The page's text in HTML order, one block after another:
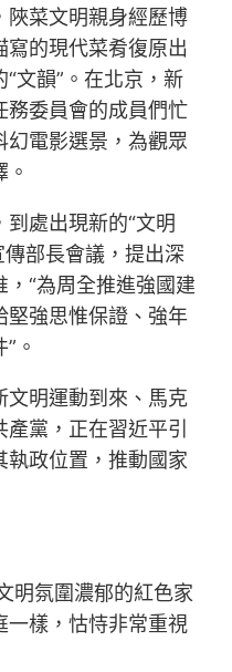
陜菜文明親身經歷博
的現代菜肴復原出
文韻”。在北京，新
務委員會的成員們忙
幻電影選景，為觀眾
處出現新的“文明
傳部長會議，提出深
“為周全推進強國建
堅強思惟保證、強年
。
文明運動到來、馬克
黨，正在習近平引
執政位置，推動國家
明氛圍濃郁的紅色家
一樣，怙恃非常重視